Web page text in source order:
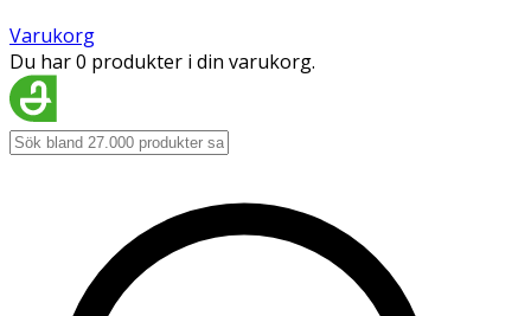
Varukorg
Du har 0 produkter i din varukorg.